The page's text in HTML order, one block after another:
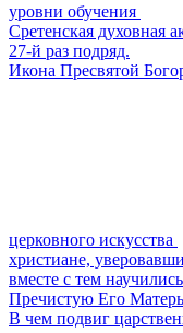
уровни обучения
Сретенская духовная
27-й раз подряд.
Икона Пресвятой
церковного искусства
христиане,
вместе с тем
Пречистую Его
В чем подвиг